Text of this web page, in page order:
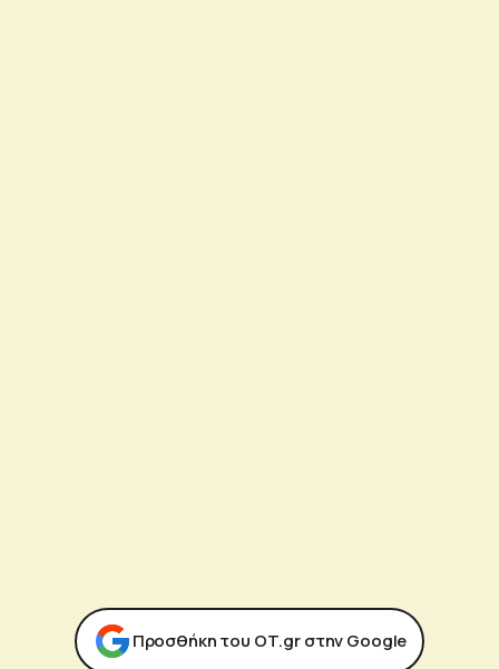
Προσθήκη του ΟΤ.gr στην Google